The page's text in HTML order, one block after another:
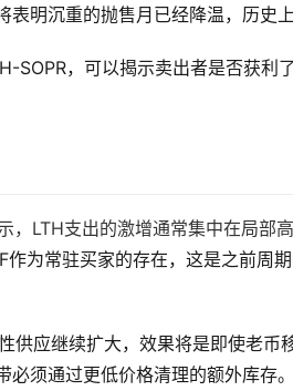
明沉重的抛售月已经降温，历史
SOPR，可以揭示卖出者是否获利
，LTH支出的激增通常集中在局部
为常驻买家的存在，这是之前周
供应继续扩大，效果将是即使老币
须通过更低价格清理的额外库存。